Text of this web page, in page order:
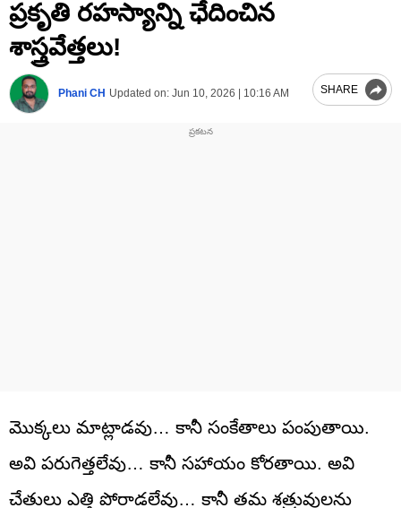
ప్రకృతి రహస్యాన్ని ఛేదించిన
శాస్త్రవేత్తలు!
Phani CH Updated on: Jun 10, 2026 | 10:16 AM SHARE
మొక్కలు మాట్లాడవు… కానీ సంకేతాలు పంపుతాయి.
అవి పరుగెత్తలేవు… కానీ సహాయం కోరతాయి. అవి
చేతులు ఎత్తి పోరాడలేవు… కానీ తమ శత్రువులను